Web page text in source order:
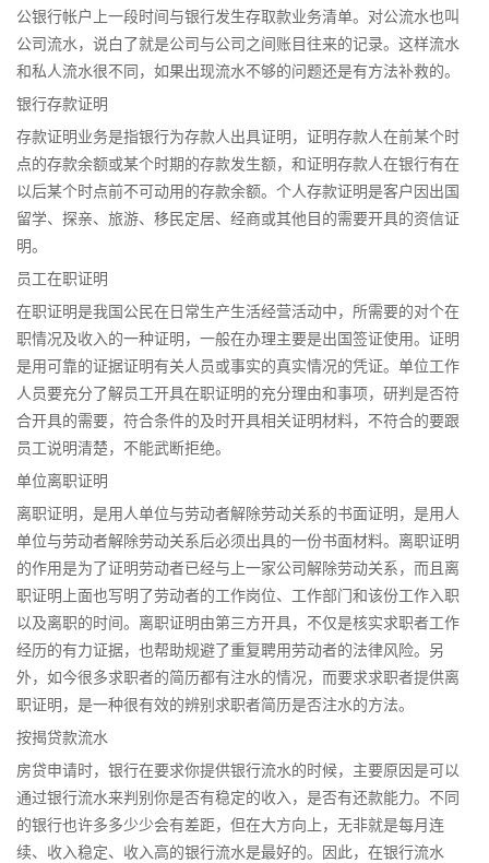
公银行帐户上一段时间与银行发生存取款业务清单。对公流水也叫
公司流水，说白了就是公司与公司之间账目往来的记录。这样流水
和私人流水很不同，如果出现流水不够的问题还是有方法补救的。
银行存款证明
存款证明业务是指银行为存款人出具证明，证明存款人在前某个时
点的存款余额或某个时期的存款发生额，和证明存款人在银行有在
以后某个时点前不可动用的存款余额。个人存款证明是客户因出国
留学、探亲、旅游、移民定居、经商或其他目的需要开具的资信证
明。
员工在职证明
在职证明是我国公民在日常生产生活经营活动中，所需要的对个在
职情况及收入的一种证明，一般在办理主要是出国签证使用。证明
是用可靠的证据证明有关人员或事实的真实情况的凭证。单位工作
人员要充分了解员工开具在职证明的充分理由和事项，研判是否符
合开具的需要，符合条件的及时开具相关证明材料，不符合的要跟
员工说明清楚，不能武断拒绝。
单位离职证明
离职证明，是用人单位与劳动者解除劳动关系的书面证明，是用人
单位与劳动者解除劳动关系后必须出具的一份书面材料。离职证明
的作用是为了证明劳动者已经与上一家公司解除劳动关系，而且离
职证明上面也写明了劳动者的工作岗位、工作部门和该份工作入职
以及离职的时间。离职证明由第三方开具，不仅是核实求职者工作
经历的有力证据，也帮助规避了重复聘用劳动者的法律风险。另
外，如今很多求职者的简历都有注水的情况，而要求求职者提供离
职证明，是一种很有效的辨别求职者简历是否注水的方法。
按揭贷款流水
房贷申请时，银行在要求你提供银行流水的时候，主要原因是可以
通过银行流水来判别你是否有稳定的收入，是否有还款能力。不同
的银行也许多多少少会有差距，但在大方向上，无非就是每月连
续、收入稳定、收入高的银行流水是最好的。因此，在银行流水